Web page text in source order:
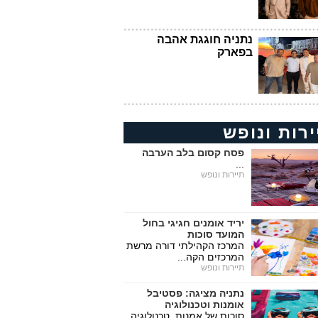
נתניה חוגגת אהבה
בפארק
ונופש
פסח קסום בלב הערבה
תיירות ונופש
יריד אומנים חגיגי בחול
המועד סוכות
המרכז הקהילתי דורה מרשת
המרכזים הקה...
תיירות ונופש
נתניה מציגה: פסטיבל
אומנות וטכנולוגיה